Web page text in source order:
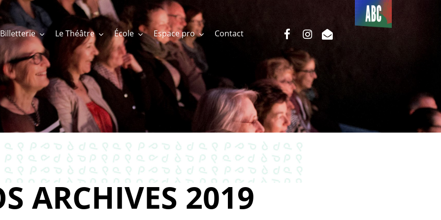
Billetterie Le Théâtre École Espace pro Contact
Du côté
de l’ABC
facebookinstagram
email
ARCHIVES 2019